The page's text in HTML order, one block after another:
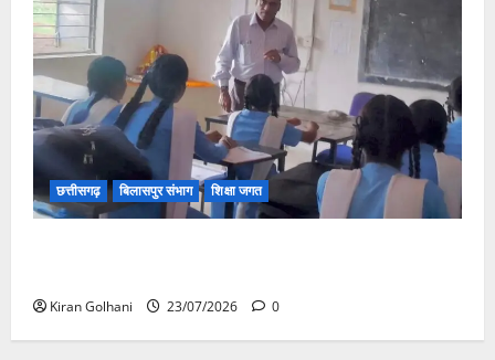
छत्तीसगढ़ बिलासपुर संभाग शिक्षा जगत
Kiran Golhani 23/07/2026 0